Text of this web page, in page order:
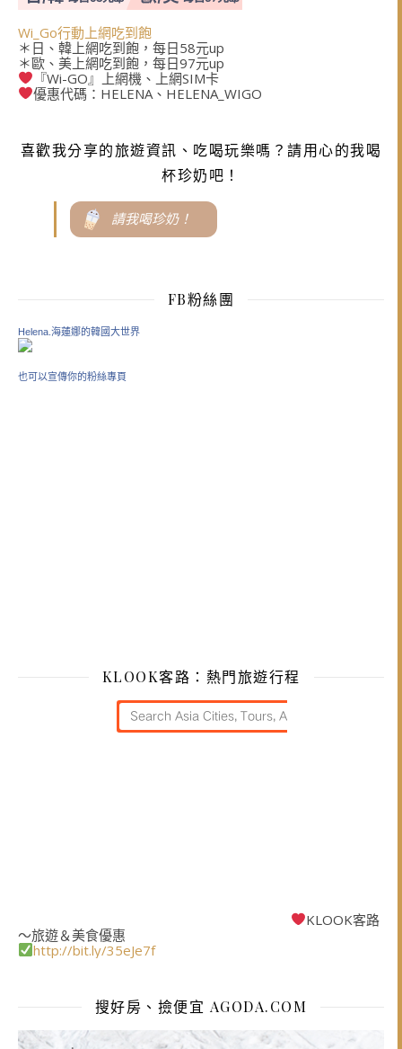
Wi_Go行動上網吃到飽
＊日、韓上網吃到飽，每日58元up
＊歐、美上網吃到飽，每日97元up
『Wi-GO』上網機、上網SIM卡
優惠代碼：HELENA、HELENA_WIGO
喜歡我分享的旅遊資訊、吃喝玩樂嗎？請用心的我喝
杯珍奶吧！
請我喝珍奶！
FB粉絲團
Helena.海蓮娜的韓國大世界
也可以宣傳你的粉絲專頁
KLOOK客路：熱門旅遊行程
KLOOK客路
～旅遊＆美食優惠
http://bit.ly/35eJe7f
搜好房、撿便宜 AGODA.COM